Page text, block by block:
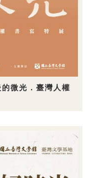
微光．臺灣人權